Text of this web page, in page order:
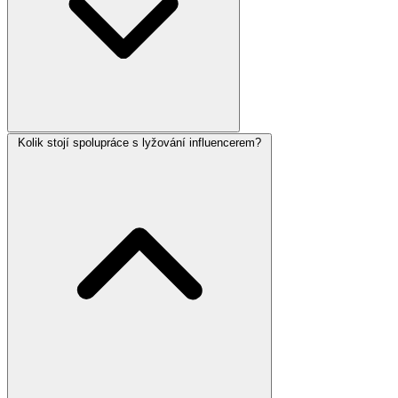
Kolik stojí spolupráce s lyžování influencerem?